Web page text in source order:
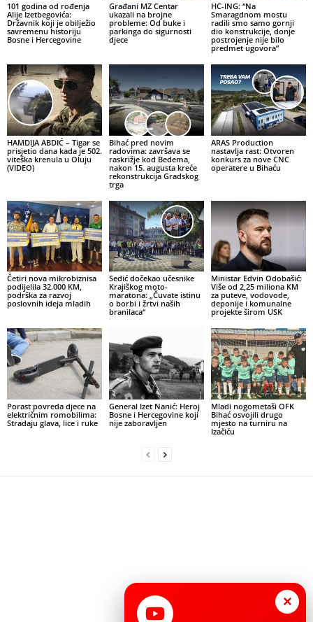
101 godina od rođenja
Alije Izetbegovića:
Državnik koji je obilježio
savremenu historiju
Bosne i Hercegovine
Građani MZ Centar
ukazali na brojne
probleme: Od buke i
parkinga do sigurnosti
djece
HC-ING: “Na
Smaragdnom mostu
radili smo samo gornji
dio konstrukcije, donje
postrojenje nije bilo
predmet ugovora”
HAMDIJA ABDIĆ – Tigar se
prisjetio dana kada je 502.
viteška krenula u Oluju
(VIDEO)
Bihać pred novim
radovima: završava se
raskrižje kod Bedema,
nakon 15. augusta kreće
rekonstrukcija Gradskog
trga
ARAS Production
nastavlja rast: Otvoren
konkurs za nove CNC
operatere u Bihaću
Četiri nova mikrobiznisa
podijelila 32.000 KM,
podrška za razvoj
poslovnih ideja mladih
Sedić dočekao učesnike
Krajiškog moto-
maratona: „Čuvate istinu
o borbi i žrtvi naših
branilaca“
Ministar Edvin Odobašić:
Više od 2,25 miliona KM
za puteve, vodovode,
deponije i komunalne
projekte širom USK
Porast povreda djece na
električnim romobilima:
Stradaju glava, lice i ruke
General Izet Nanić: Heroj
Bosne i Hercegovine koji
nije zaboravljen
Mladi nogometaši OFK
Bihać osvojili drugo
mjesto na turniru na
Izačiću
×